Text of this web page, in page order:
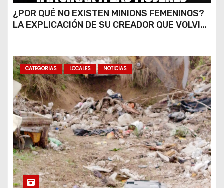
¿POR QUÉ NO EXISTEN MINIONS FEMENINOS?
LA EXPLICACIÓN DE SU CREADOR QUE VOLVIÓ
CATEGORIAS LOCALES NOTICIAS